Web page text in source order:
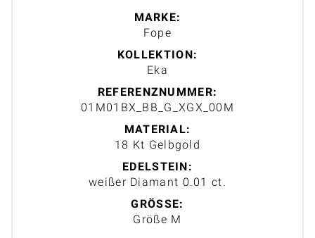
MARKE:
Fope
KOLLEKTION:
Eka
REFERENZNUMMER:
01M01BX_BB_G_XGX_00M
MATERIAL:
18 Kt Gelbgold
EDELSTEIN:
weißer Diamant 0.01 ct.
GRÖSSE:
Größe M